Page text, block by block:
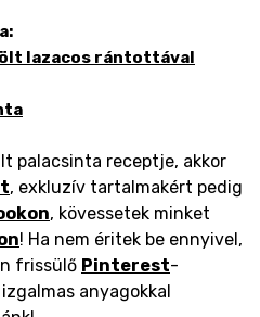
lazacos rántottával
palacsinta receptje, akkor
, exkluzív tartalmakért pedig
, kövessetek minket
! Ha nem éritek be ennyivel,
frissülő Pinterest-
anyagokkal